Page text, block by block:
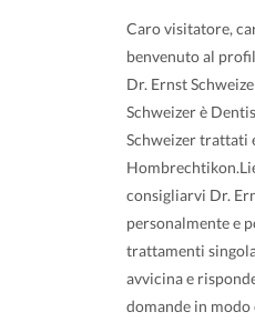
Caro visitatore,
benvenuto al
Dr. Ernst
Schweizer è
Schweizer trattati
consigliarvi Dr.
personalmente e
trattamenti
avvicina e
domande in modo